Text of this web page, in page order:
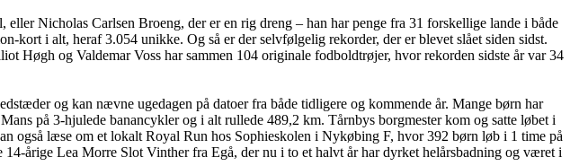
Nicholas Carlsen Broeng, der er en rig dreng – han har penge fra 31 forskellige lande i både
kort i alt, heraf 3.054 unikke. Og så er der selvfølgelig rekorder, der er blevet slået siden sidst.
Høgh og Valdemar Voss har sammen 104 originale fodboldtrøjer, hvor rekorden sidste år var 34
og kan nævne ugedagen på datoer fra både tidligere og kommende år. Mange børn har
på 3-hjulede banancykler og i alt rullede 489,2 km. Tårnbys borgmester kom og satte løbet i
også læse om et lokalt Royal Run hos Sophieskolen i Nykøbing F, hvor 392 børn løb i 1 time på
årige Lea Morre Slot Vinther fra Egå, der nu i to et halvt år har dyrket helårsbadning og været i